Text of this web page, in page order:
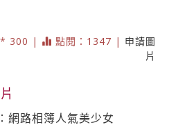
300 | 點閱：1347 | 申請圖
片
網路相簿人氣美少女